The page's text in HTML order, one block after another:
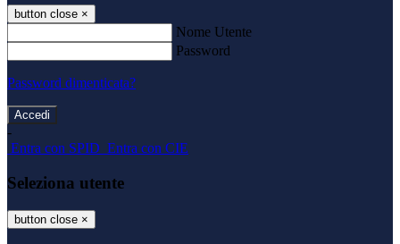
button close ×
Nome Utente
Password
Password dimenticata?
-
Entra con SPID Entra con CIE
Seleziona utente
button close ×